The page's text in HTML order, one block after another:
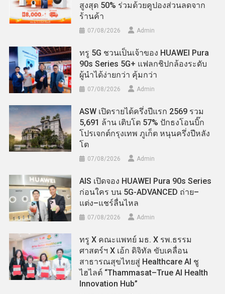
สูงสุด 50% ร่วมด้วยคูปองส่วนลดจาก
ร้านค้า
07/08/2026 Admin
ทรู 5G ชวนเป็นเจ้าของ HUAWEI Pura
90s Series 5G+ แฟลกชิปกล้องระดับ
ผู้นำได้ง่ายกว่า คุ้มกว่า
07/08/2026 Admin
ASW เปิดรายได้ครึ่งปีแรก 2569 รวม
5,691 ล้าน เติบโต 57% ปักธงโอนบิ๊ก
โปรเจกต์กรุงเทพ ภูเก็ต หนุนครึ่งปีหลัง
โต
07/08/2026 Admin
AIS เปิดจอง HUAWEI Pura 90s Series
ก่อนใคร บน 5G-ADVANCED ถ่าย–
แต่ง–แชร์ลื่นไหล
07/08/2026 Admin
ทรู X คณะแพทย์ มธ. X รพ.ธรรม
ศาสตร์ฯ X เอ้ก ดิจิทัล ขับเคลื่อน
สาธารณสุขไทยสู่ Healthcare AI ชู
ไฮไลต์ “Thammasat–True AI Health
Innovation Hub”